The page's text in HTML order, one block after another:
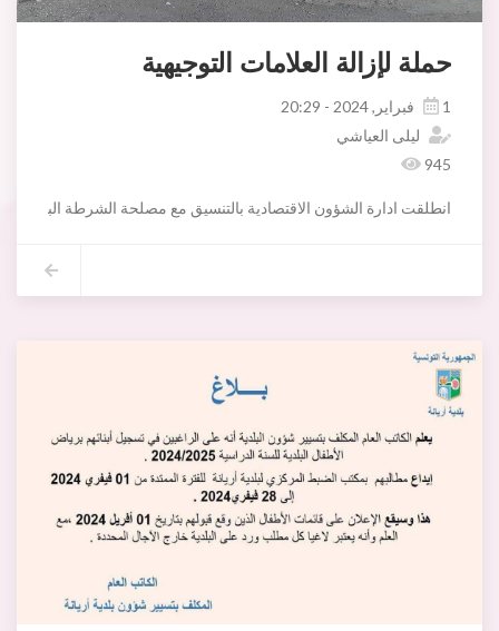
حملة لإزالة العلامات التوجيهية
1 فبراير, 2024 - 20:29
ليلى العياشي
945
انطلقت ادارة الشؤون الاقتصادية بالتنسيق مع مصلحة الشرطة البلدية اليوم الخميس 01فيفري 2024 بحملة ازالة العلامات التوجيهية المثبتة على الرصيف بدائرة حي النصر لتشمل